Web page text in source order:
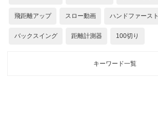
飛距離アップ スロー動画 ハンドファースト
バックスイング 距離計測器 100切り
キーワード一覧